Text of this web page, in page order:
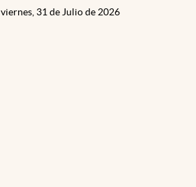
viernes, 31 de Julio de 2026